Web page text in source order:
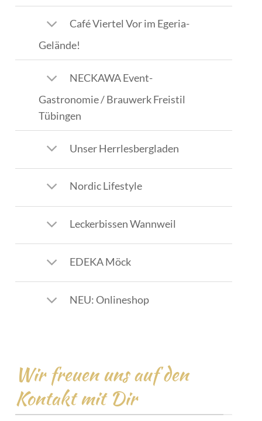
Café Viertel Vor im Egeria-
Gelände!
NECKAWA Event-
Gastronomie / Brauwerk Freistil
Tübingen
Unser Herrlesbergladen
Nordic Lifestyle
Leckerbissen Wannweil
EDEKA Möck
NEU: Onlineshop
Wir freuen uns auf den
Kontakt mit Dir